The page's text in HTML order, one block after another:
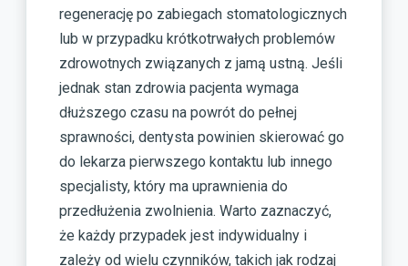
regenerację po zabiegach stomatologicznych
lub w przypadku krótkotrwałych problemów
zdrowotnych związanych z jamą ustną. Jeśli
jednak stan zdrowia pacjenta wymaga
dłuższego czasu na powrót do pełnej
sprawności, dentysta powinien skierować go
do lekarza pierwszego kontaktu lub innego
specjalisty, który ma uprawnienia do
przedłużenia zwolnienia. Warto zaznaczyć,
że każdy przypadek jest indywidualny i
zależy od wielu czynników, takich jak rodzaj